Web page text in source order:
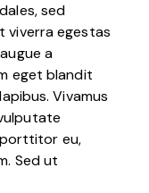
sed
viverra egestas
a
eget blandit
Vivamus
porttitor eu,
Sed ut